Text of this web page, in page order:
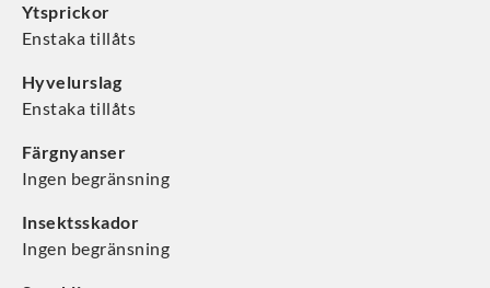
Ytsprickor
Enstaka tillåts
Hyvelurslag
Enstaka tillåts
Färgnyanser
Ingen begränsning
Insektsskador
Ingen begränsning